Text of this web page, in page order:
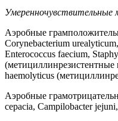
Умеренночувствительные
Аэробные
Corynebacterium
Enterococcus faecium,
haemolyticus
Аэробные
cepacia, Campilobacter